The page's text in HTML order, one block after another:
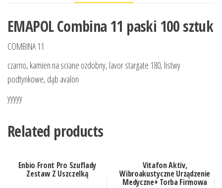
EMAPOL Combina 11 paski 100 sztuk
COMBINA 11
czarno, kamien na sciane ozdobny, lavor stargate 180, listwy
podtynkowe, dąb avalon
yyyyy
Related products
Enbio Front Pro Szuflady
Zestaw Z Uszczelką
Vitafon Aktiv,
Wibroakustyczne Urządzenie
Medyczne+ Torba Firmowa